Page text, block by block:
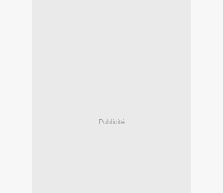
Publicité